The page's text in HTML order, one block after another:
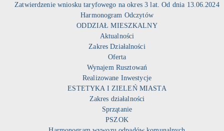
Zatwierdzenie wniosku taryfowego na okres 3 lat. Od dnia 13.06.2024
Harmonogram Odczytów
ODDZIAŁ MIESZKALNY
Aktualności
Zakres Działalności
Oferta
Wynajem Rusztowań
Realizowane Inwestycje
ESTETYKA I ZIELEŃ MIASTA
Zakres działalności
Sprzątanie
PSZOK